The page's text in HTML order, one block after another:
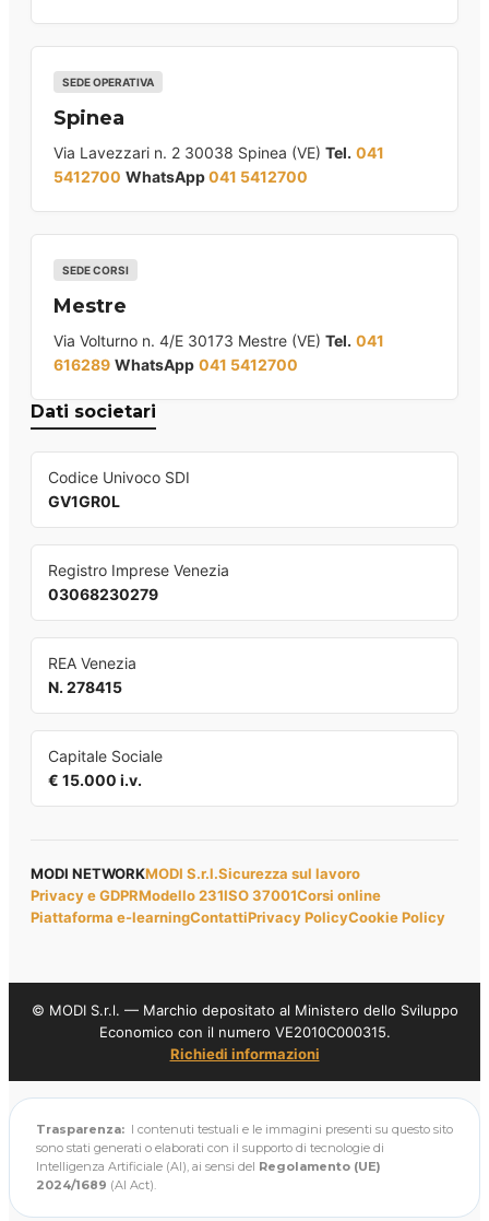
SEDE OPERATIVA
Spinea
Via Lavezzari n. 2 30038 Spinea (VE) Tel. 041
5412700 WhatsApp041 5412700
SEDE CORSI
Mestre
Via Volturno n. 4/E 30173 Mestre (VE) Tel. 041
616289 WhatsApp 041 5412700
Dati societari
Codice Univoco SDI
GV1GR0L
Registro Imprese Venezia
03068230279
REA Venezia
N. 278415
Capitale Sociale
€ 15.000 i.v.
MODI NETWORKMODI S.r.l.Sicurezza sul lavoro
Privacy e GDPRModello 231ISO 37001Corsi online
Piattaforma e-learningContattiPrivacy PolicyCookie Policy
© MODI S.r.l. — Marchio depositato al Ministero dello Sviluppo
Economico con il numero VE2010C000315.
Richiedi informazioni
Trasparenza: I contenuti testuali e le immagini presenti su questo sito
sono stati generati o elaborati con il supporto di tecnologie di
Intelligenza Artificiale (AI), ai sensi del Regolamento (UE)
2024/1689 (AI Act).